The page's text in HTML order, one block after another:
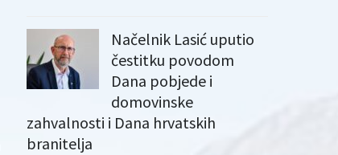
Načelnik Lasić uputio
čestitku povodom
Dana pobjede i
domovinske
zahvalnosti i Dana hrvatskih
branitelja